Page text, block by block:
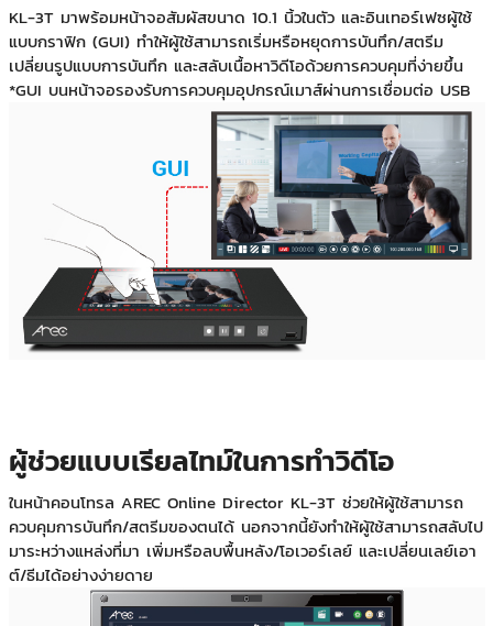
KL-3T มาพร้อมหน้าจอสัมผัสขนาด 10.1 นิ้วในตัว และอินเทอร์เฟซผู้ใช้
แบบกราฟิก (GUI) ทำให้ผู้ใช้สามารถเริ่มหรือหยุดการบันทึก/สตรีม
เปลี่ยนรูปแบบการบันทึก และสลับเนื้อหาวิดีโอด้วยการควบคุมที่ง่ายขึ้น
*GUI บนหน้าจอรองรับการควบคุมอุปกรณ์เมาส์ผ่านการเชื่อมต่อ USB
ผู้ช่วยแบบเรียลไทม์ในการทำวิดีโอ
ในหน้าคอนโทรล AREC Online Director KL-3T ช่วยให้ผู้ใช้สามารถ
ควบคุมการบันทึก/สตรีมของตนได้ นอกจากนี้ยังทำให้ผู้ใช้สามารถสลับไป
มาระหว่างแหล่งที่มา เพิ่มหรือลบพื้นหลัง/โอเวอร์เลย์ และเปลี่ยนเลย์เอา
ต์/ธีมได้อย่างง่ายดาย